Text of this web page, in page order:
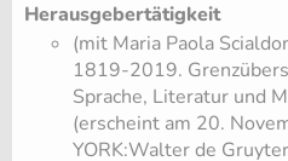
Herausgebertätigkeit
(mit Maria Paola
1819-2019.
Sprache, Literatur und
(erscheint am 20.
YORK:Walter de